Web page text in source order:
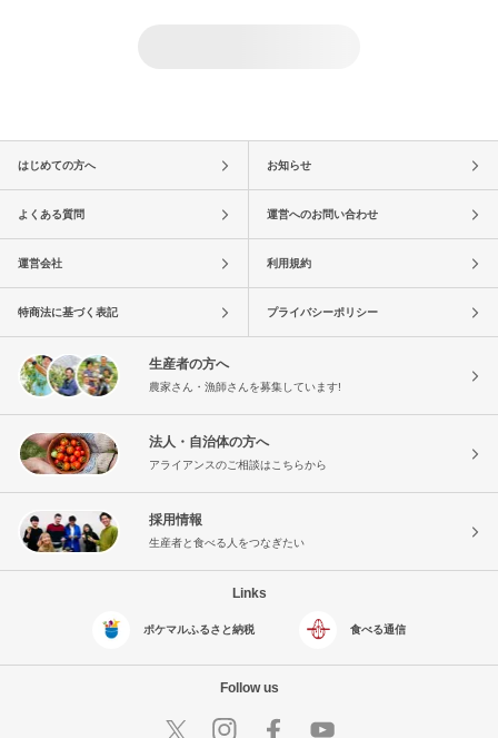
はじめての方へ お知らせ
よくある質問 運営へのお問い合わせ
運営会社 利用規約
特商法に基づく表記 プライバシーポリシー
生産者の方へ
農家さん・漁師さんを募集しています!
法人・自治体の方へ
アライアンスのご相談はこちらから
採用情報
生産者と食べる人をつなぎたい
Links
ポケマルふるさと納税 食べる通信
Follow us